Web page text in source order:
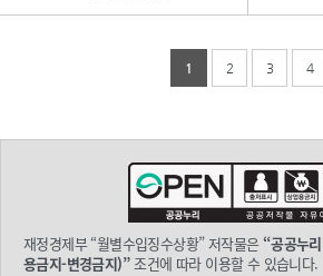
1 2 3 4
재정경제부 “월별수입징수상황” 저작물은 “공공누
용금지-변경금지)”조건에 따라 이용할 수 있습니다.